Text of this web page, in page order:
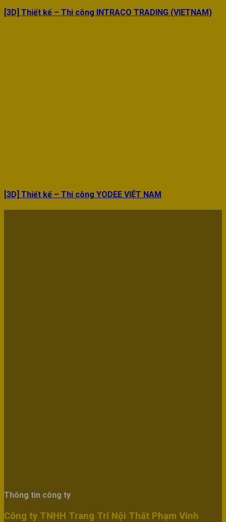
[3D] Thiết kế – Thi công INTRACO TRADING (VIETNAM)
[3D] Thiết kế – Thi công YODEE VIỆT NAM
Thông tin công ty
Công ty TNHH Trang Trí Nội Thất Phạm Vinh